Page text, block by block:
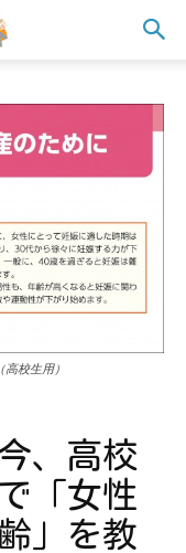
校生用）
、高校
「女性
」を教